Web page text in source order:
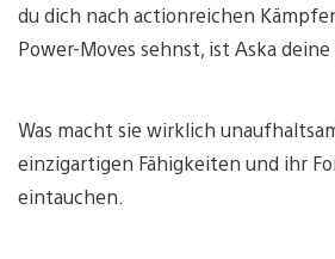
du dich nach actionreichen
Power-Moves sehnst, ist Aska
Was macht sie wirklich
einzigartigen Fähigkeiten und ihr
eintauchen.